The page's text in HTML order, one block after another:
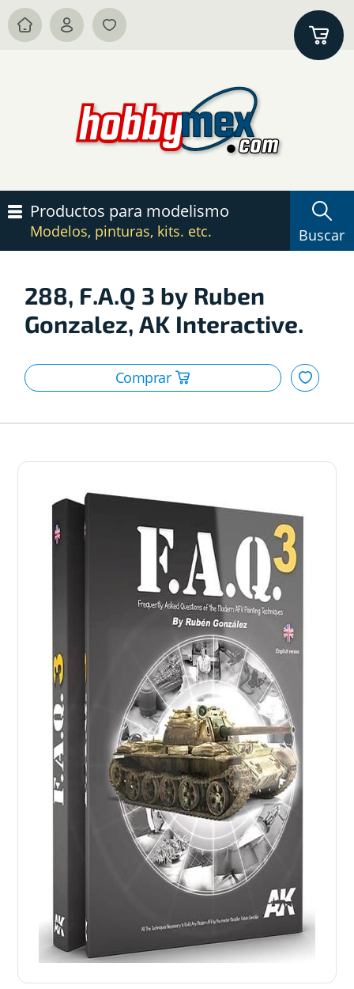
288, F.A.Q 3 by Ruben
Gonzalez, AK Interactive.
Productos para modelismo
Modelos, pinturas, kits. etc. Buscar